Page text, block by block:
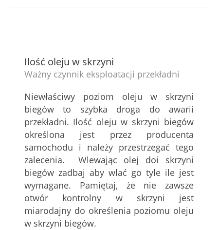
Ilość oleju w skrzyni
Ważny czynnik eksploatacji przekładni
Niewłaściwy poziom oleju w skrzyni
biegów to szybka droga do awarii
przekładni. Ilość oleju w skrzyni biegów
określona jest przez producenta
samochodu i należy przestrzegać tego
zalecenia. Wlewając olej doi skrzyni
biegów zadbaj aby wlać go tyle ile jest
wymagane. Pamiętaj, że nie zawsze
otwór kontrolny w skrzyni jest
miarodajny do określenia poziomu oleju
w skrzyni biegów.